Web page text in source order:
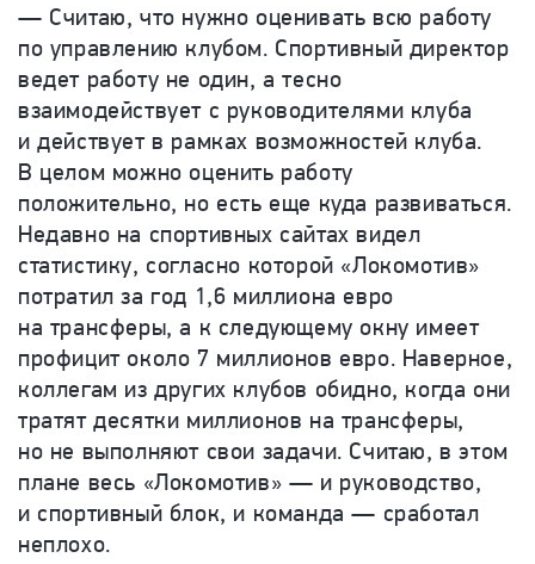
— Считаю, что нужно оценивать всю работу
по управлению клубом. Спортивный директор
ведет работу не один, а тесно
взаимодействует с руководителями клуба
и действует в рамках возможностей клуба.
В целом можно оценить работу
положительно, но есть еще куда развиваться.
Недавно на спортивных сайтах видел
статистику, согласно которой «Локомотив»
потратил за год 1,6 миллиона евро
на трансферы, а к следующему окну имеет
профицит около 7 миллионов евро. Наверное,
коллегам из других клубов обидно, когда они
тратят десятки миллионов на трансферы,
но не выполняют свои задачи. Считаю, в этом
плане весь «Локомотив» — и руководство,
и спортивный блок, и команда — сработал
неплохо.